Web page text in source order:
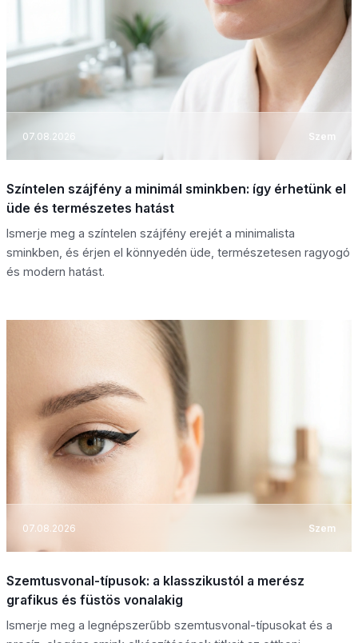
07.08.2026 Szem
Színtelen szájfény a minimál sminkben: így érhetünk el
üde és természetes hatást
Ismerje meg a színtelen szájfény erejét a minimalista
sminkben, és érjen el könnyedén üde, természetesen ragyogó
és modern hatást.
07.08.2026 Szem
Szemtusvonal-típusok: a klasszikustól a merész
grafikus és füstös vonalakig
Ismerje meg a legnépszerűbb szemtusvonal-típusokat és a